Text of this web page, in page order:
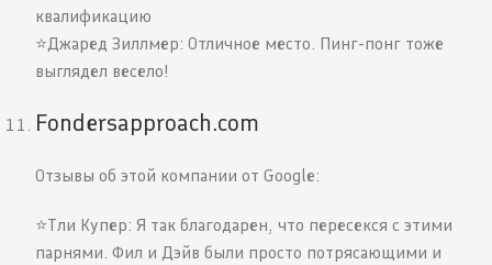
квалификацию
⭐️Джаред Зиллмер: Отличное место. Пинг-понг тоже
выглядел весело!
Fondersapproach.com
Отзывы об этой компании от Google:
⭐️Тли Купер: Я так благодарен, что пересекся с этими
парнями. Фил и Дэйв были просто потрясающими и